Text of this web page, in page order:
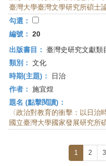
臺灣大學臺灣文學研究所碩士
勾選：
編號： 20
出版書目： 臺灣史研究文獻類
類別： 文化
時期(主題)：
日治
作者： 施宜煌
題名 (點擊閱讀)：
〈政治對教育的衝擊：以日治
國立臺灣大學國家發展研究所
1 2 3